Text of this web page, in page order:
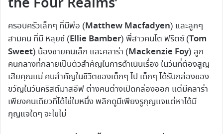
ครอบครัวเล็กๆ ที่มีพ่อ (Matthew Macfadyen) และลูกๆ
สามคน ที่มี หลุยซ์ (Ellie Bamber) พี่สาวคนโต ฟริตซ์ (Tom
Sweet) น้องชายคนเล็ก และคลาร่า (Mackenzie Foy) ลูก
คนกลางที่กลายเป็นตัวสำคัญในการดำเนินเรื่อง ในวันที่ต้องสูญ
เสียคุณแม่ คนสำคัญในชีวิตของเด็กๆ ไป เด็กๆ ได้รับกล่องของ
ขวัญในวันคริสต์มาสอีฟ ต่างคนต่างเปิดกล่องออก แต่มีคลาร่า
เพียงคนเดียวที่ได้ไข่ใบหนึ่ง พลิกดูมีเพียงรูกุญแจแต่หาได้มี
กุญแจใดๆ จะไขไม่